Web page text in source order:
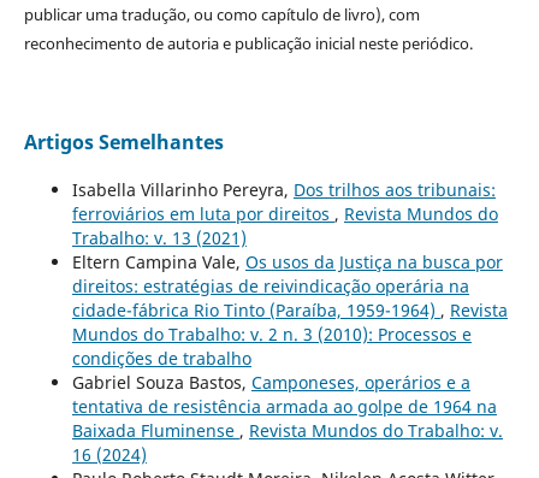
publicar uma tradução, ou como capítulo de livro), com
reconhecimento de autoria e publicação inicial neste periódico.
Artigos Semelhantes
Isabella Villarinho Pereyra, Dos trilhos aos tribunais:
ferroviários em luta por direitos , Revista Mundos do
Trabalho: v. 13 (2021)
Eltern Campina Vale, Os usos da Justiça na busca por
direitos: estratégias de reivindicação operária na
cidade-fábrica Rio Tinto (Paraíba, 1959-1964) , Revista
Mundos do Trabalho: v. 2 n. 3 (2010): Processos e
condições de trabalho
Gabriel Souza Bastos, Camponeses, operários e a
tentativa de resistência armada ao golpe de 1964 na
Baixada Fluminense , Revista Mundos do Trabalho: v.
16 (2024)